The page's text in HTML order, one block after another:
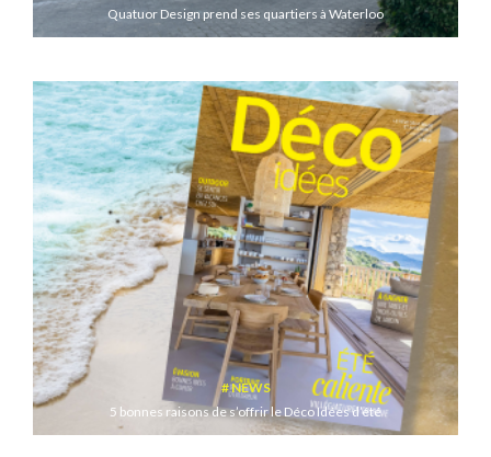
Quatuor Design prend ses quartiers à Waterloo
NEWS
5 bonnes raisons de s’offrir le Déco Idées d’été